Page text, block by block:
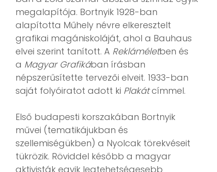
megalapítója. Bortnyik 1928-ban
alapította Műhely névre elkeresztelt
grafikai magániskoláját, ahol a Bauhaus
elvei szerint tanított. A Rekláméletben és
a Magyar Grafikában írásban
népszerűsítette tervezői elveit. 1933-ban
saját folyóiratot adott ki Plakátcímmel.
Első budapesti korszakában Bortnyik
művei (tematikájukban és
szellemiségükben) a Nyolcak törekvéseit
tükrözik. Röviddel később a magyar
aktivisták egyik legtehetségesebb